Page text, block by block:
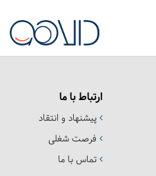
ارتباط با ما
پیشنهاد و انتقاد
فرصت شغلی
تماس با ما